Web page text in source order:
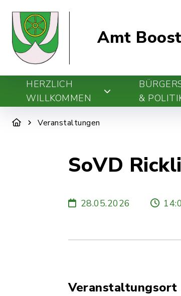
Amt
HERZLICH
WILLKOMMEN
&
Veranstaltungen
SoVD
28.05.2026
Veranstaltungsort